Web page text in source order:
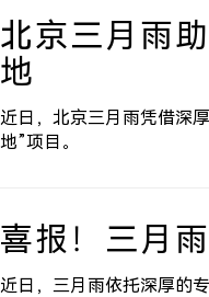
北京三月雨
地
近日，北京三月雨凭借深
地”项目。
喜报！三月
近日，三月雨依托深厚的